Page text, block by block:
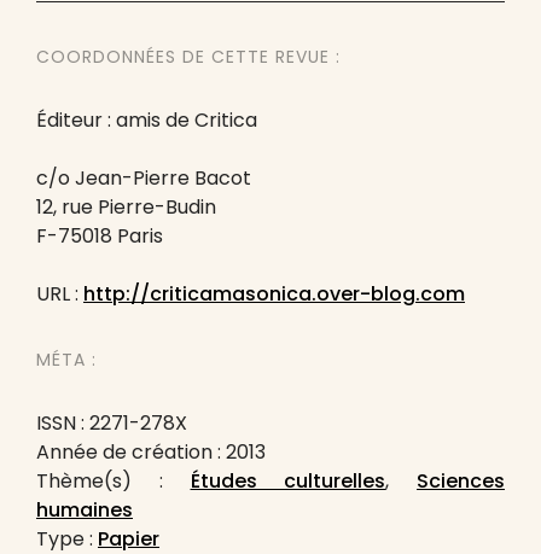
COORDONNÉES DE CETTE REVUE :
Éditeur : amis de Critica
c/o Jean-Pierre Bacot
12, rue Pierre-Budin
F-75018 Paris
URL : http://criticamasonica.over-blog.com
MÉTA :
ISSN : 2271-278X
Année de création : 2013
Thème(s) : Études culturelles, Sciences
humaines
Type : Papier